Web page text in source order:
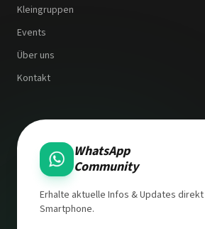
Kleingruppen
Events
Über uns
Kontakt
WhatsApp
Community
Erhalte aktuelle Infos & Updates
Smartphone.